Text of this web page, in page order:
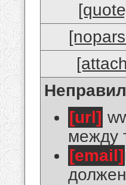
[url]
между
[email]